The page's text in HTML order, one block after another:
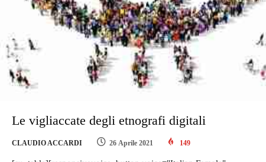
Le vigliaccate degli etnografi digitali
CLAUDIO ACCARDI 26 Aprile 2021 149